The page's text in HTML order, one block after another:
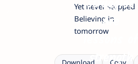
Yet never stopped
Believing in
tomorrow
struggles
Are
lessons of
strength